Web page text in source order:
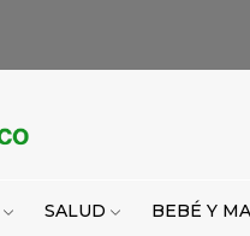
SALUD BEBÉ Y